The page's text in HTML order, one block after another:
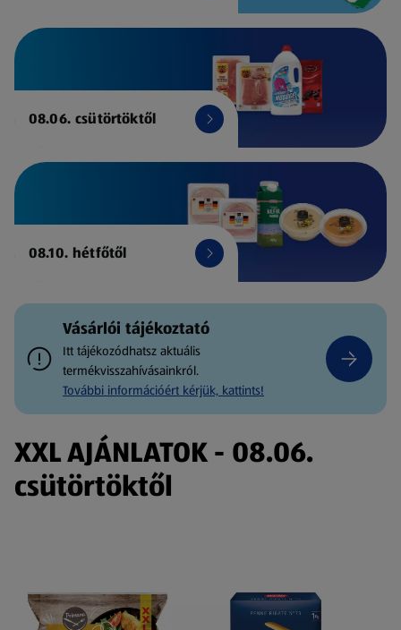
08.06. csütörtöktől
08.10. hétfőtől
Vásárlói tájékoztató
Itt tájékozódhatsz aktuális
termékvisszahívásainkról.
További információért kérjük, kattints!
XXL AJÁNLATOK - 08.06.
csütörtöktől